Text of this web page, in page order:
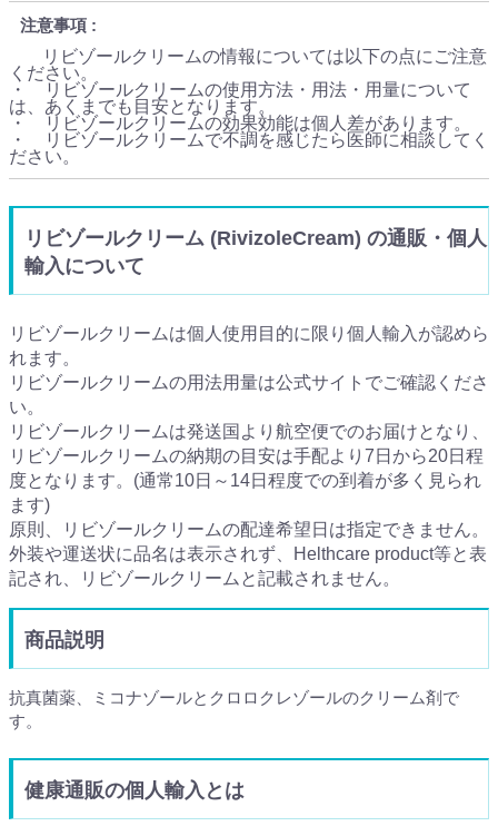
注意事項
リビゾールクリームの情報については以下の点にご注意
ください。
・ リビゾールクリームの使用方法・用法・用量について
は、あくまでも目安となります。
・ リビゾールクリームの効果効能は個人差があります。
・ リビゾールクリームで不調を感じたら医師に相談してく
ださい。
リビゾールクリーム (RivizoleCream) の通販・個人
輸入について
リビゾールクリームは個人使用目的に限り個人輸入が認めら
れます。
リビゾールクリームの用法用量は公式サイトでご確認くださ
い。
リビゾールクリームは発送国より航空便でのお届けとなり、
リビゾールクリームの納期の目安は手配より7日から20日程
度となります。(通常10日～14日程度での到着が多く見られ
ます)
原則、リビゾールクリームの配達希望日は指定できません。
外装や運送状に品名は表示されず、Helthcare product等と表
記され、リビゾールクリームと記載されません。
商品説明
抗真菌薬、ミコナゾールとクロロクレゾールのクリーム剤で
す。
健康通販の個人輸入とは